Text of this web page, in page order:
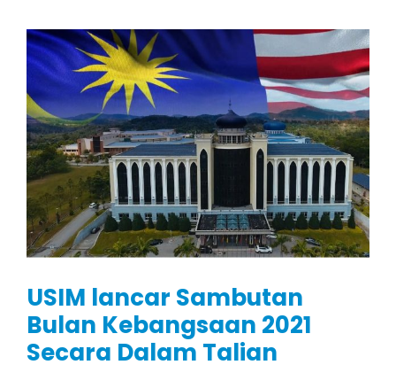
USIM lancar Sambutan
Bulan Kebangsaan 2021
Secara Dalam Talian